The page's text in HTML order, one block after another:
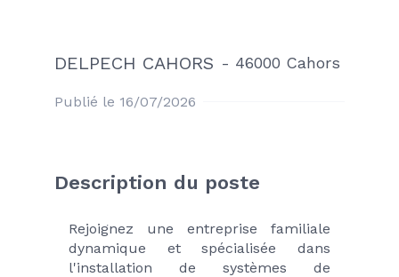
DELPECH CAHORS - 46000 Cahors
Publié le 16/07/2026
Description du poste
Rejoignez une entreprise familiale
dynamique et spécialisée dans
l'installation de systèmes de